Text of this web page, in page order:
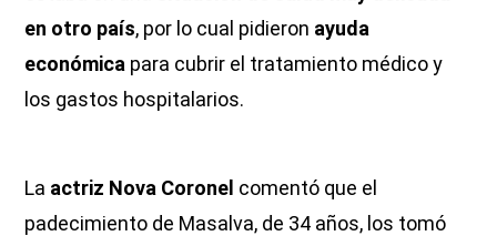
en otro país, por lo cual pidieron ayuda
económica para cubrir el tratamiento médico y
los gastos hospitalarios.
La actriz Nova Coronel comentó que el
padecimiento de Masalva, de 34 años, los tomó